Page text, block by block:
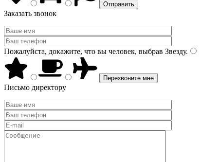
Заказать звонок
Пожалуйста, докажите, что вы человек, выбрав Звезду.
Письмо директору